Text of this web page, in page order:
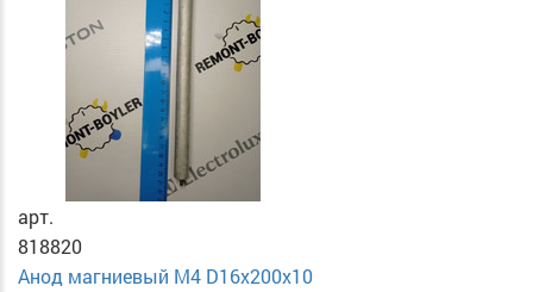
арт.
818820
Анод магниевый М4 D16х200х10